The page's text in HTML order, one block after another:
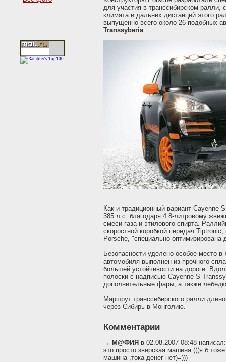
для участия в транссибирском ралли,
климата и дальних дистанций этого
выпущенно всего около 26 подобных
Transsyberia.
Как и традиционный вариант Cayenne
385 л.с. благодаря 4.8-литровому
смеси газа и этилового спирта.
скоростной коробкой передач
Porsche, "специально оптимизирована
Безопасности уделено особое место
автомобиля выполнен из прочного
большей устойчивости на дороге.
полоски с надписью Cayenne S
дополнительные фары, а также
Маршрут транссибирского ралли
через Сибирь в Монголию.
Комментарии
→ М@ФИЯ в 02.08.2007 08:48 написал:
это просто зверская машина (((я б
машина ,тока денег нет)=)))